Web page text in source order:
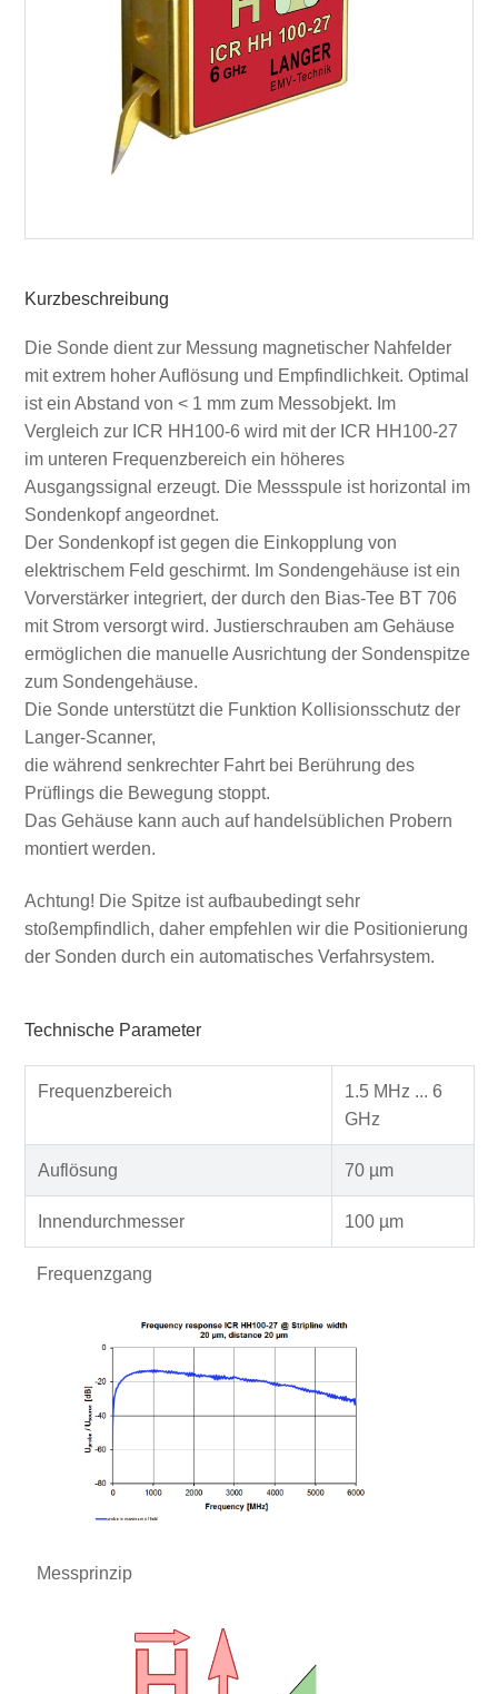
Kurzbeschreibung
Die Sonde dient zur Messung magnetischer Nahfelder
mit extrem hoher Auflösung und Empfindlichkeit. Optimal
ist ein Abstand von < 1 mm zum Messobjekt. Im
Vergleich zur ICR HH100-6 wird mit der ICR HH100-27
im unteren Frequenzbereich ein höheres
Ausgangssignal erzeugt. Die Messspule ist horizontal im
Sondenkopf angeordnet.
Der Sondenkopf ist gegen die Einkopplung von
elektrischem Feld geschirmt. Im Sondengehäuse ist ein
Vorverstärker integriert, der durch den Bias-Tee BT 706
mit Strom versorgt wird. Justierschrauben am Gehäuse
ermöglichen die manuelle Ausrichtung der Sondenspitze
zum Sondengehäuse.
Die Sonde unterstützt die Funktion Kollisionsschutz der
Langer-Scanner,
die während senkrechter Fahrt bei Berührung des
Prüflings die Bewegung stoppt.
Das Gehäuse kann auch auf handelsüblichen Probern
montiert werden.
Achtung! Die Spitze ist aufbaubedingt sehr
stoßempfindlich, daher empfehlen wir die Positionierung
der Sonden durch ein automatisches Verfahrsystem.
Technische Parameter
Frequenzbereich
1.5 MHz ... 6
GHz
Auflösung 70 µm
Innendurchmesser 100 µm
Frequenzgang
Messprinzip